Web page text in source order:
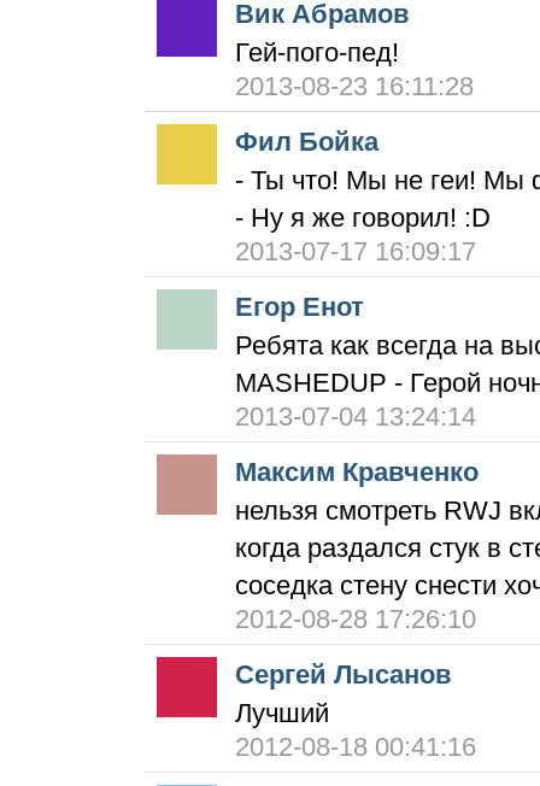
Вик Абрамов
Гей-пого-пед!
2013-08-23 16:11:28
Фил Бойка
- Ты что! Мы не геи! Мы
- Ну я же говорил! :D
2013-07-17 16:09:17
Егор Енот
Ребята как всегда на
MASHEDUP - Герой
2013-07-04 13:24:14
Максим Кравченко
нельзя смотреть RWJ
когда раздался стук в
соседка стену снести
2012-08-28 17:26:10
Сергей Лысанов
Лучший
2012-08-18 00:41:16